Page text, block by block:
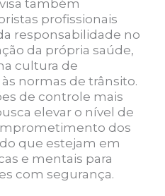
também
profissionais
responsabilidade no
da própria saúde,
cultura de
normas de trânsito.
de controle mais
elevar o nível de
dos
que estejam em
e mentais para
com segurança.